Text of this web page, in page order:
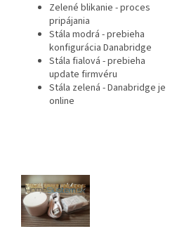
Zelené blikanie - proces
pripájania
Stála modrá - prebieha
konfigurácia Danabridge
Stála fialová - prebieha
update firmvéru
Stála zelená - Danabridge je
online